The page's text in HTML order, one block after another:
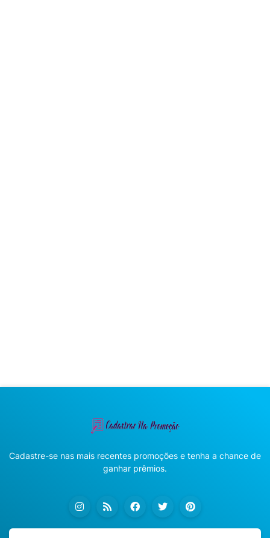
Cadastre-se nas mais recentes promoções e tenha a chance de
ganhar prêmios.